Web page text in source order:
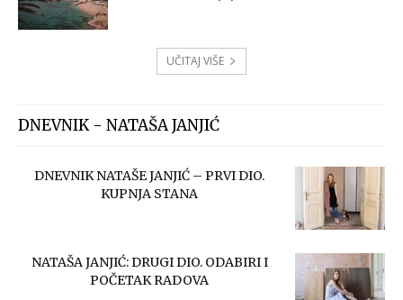
UČITAJ VIŠE
DNEVNIK - NATAŠA JANJIĆ
DNEVNIK NATAŠE JANJIĆ – PRVI DIO.
KUPNJA STANA
NATAŠA JANJIĆ: DRUGI DIO. ODABIRI I
POČETAK RADOVA